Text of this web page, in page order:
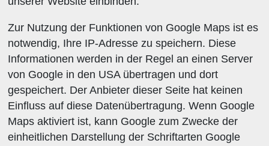
Zur Nutzung der Funktionen von Google Maps ist es
notwendig, Ihre IP-Adresse zu speichern. Diese
Informationen werden in der Regel an einen Server
von Google in den USA übertragen und dort
gespeichert. Der Anbieter dieser Seite hat keinen
Einfluss auf diese Datenübertragung. Wenn Google
Maps aktiviert ist, kann Google zum Zwecke der
einheitlichen Darstellung der Schriftarten Google